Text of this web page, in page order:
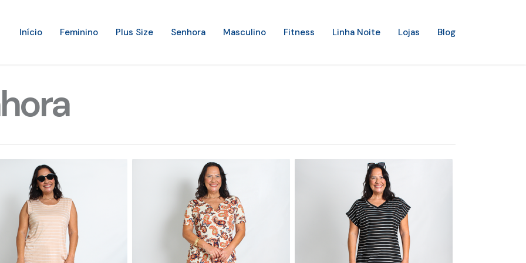
Início Feminino Plus Size Senhora Masculino Fitness Linha Noite Lojas Blog